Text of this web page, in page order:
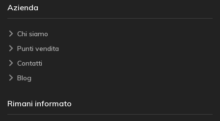
Azienda
Chi siamo
Punti vendita
Contatti
Blog
Rimani informato